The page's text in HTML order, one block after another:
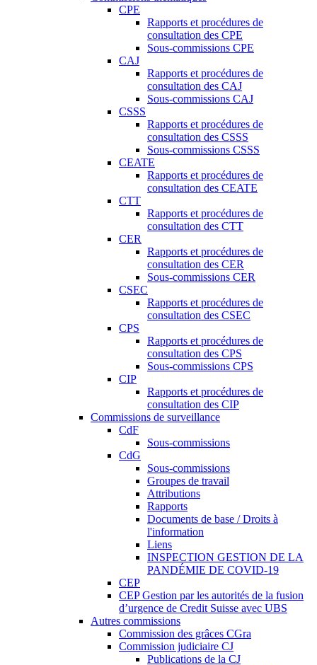
CPE
Rapports et procédures de
consultation des CPE
Sous-commissions CPE
CAJ
Rapports et procédures de
consultation des CAJ
Sous-commissions CAJ
CSSS
Rapports et procédures de
consultation des CSSS
Sous-commissions CSSS
CEATE
Rapports et procédures de
consultation des CEATE
CTT
Rapports et procédures de
consultation des CTT
CER
Rapports et procédures de
consultation des CER
Sous-commissions CER
CSEC
Rapports et procédures de
consultation des CSEC
CPS
Rapports et procédures de
consultation des CPS
Sous-commissions CPS
CIP
Rapports et procédures de
consultation des CIP
Commissions de surveillance
CdF
Sous-commissions
CdG
Sous-commissions
Groupes de travail
Attributions
Rapports
Documents de base / Droits à
l'information
Liens
INSPECTION GESTION DE LA
PANDÉMIE DE COVID-19
CEP
CEP Gestion par les autorités de la fusion
d’urgence de Credit Suisse avec UBS
Autres commissions
Commission des grâces CGra
Commission judiciaire CJ
Publications de la CJ